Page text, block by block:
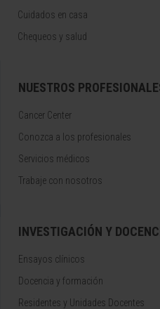
Cuidados en casa
Chequeos y salud
NUESTROS
Cancer Center
Conozca a los profesionales
Servicios médicos
Trabaje con nosotros
INVESTIGACIÓN Y
Ensayos clínicos
Docencia y formación
Residentes y Unidades Docentes